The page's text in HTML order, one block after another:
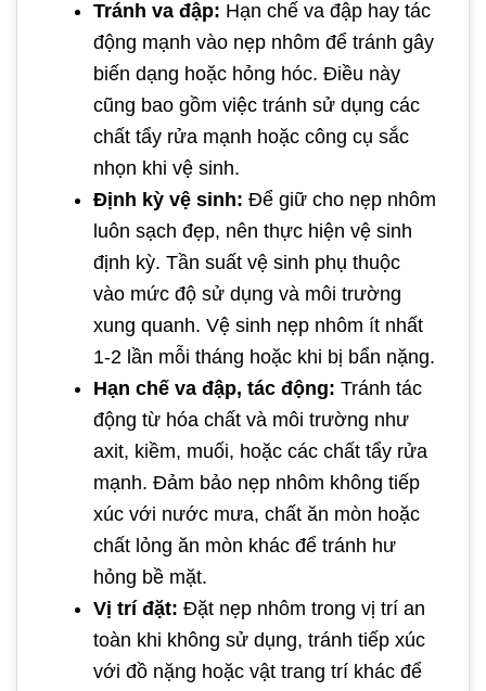
Tránh va đập: Hạn chế va đập hay tác
động mạnh vào nẹp nhôm để tránh gây
biến dạng hoặc hỏng hóc. Điều này
cũng bao gồm việc tránh sử dụng các
chất tẩy rửa mạnh hoặc công cụ sắc
nhọn khi vệ sinh.
Định kỳ vệ sinh: Để giữ cho nẹp nhôm
luôn sạch đẹp, nên thực hiện vệ sinh
định kỳ. Tần suất vệ sinh phụ thuộc
vào mức độ sử dụng và môi trường
xung quanh. Vệ sinh nẹp nhôm ít nhất
1-2 lần mỗi tháng hoặc khi bị bẩn nặng.
Hạn chế va đập, tác động: Tránh tác
động từ hóa chất và môi trường như
axit, kiềm, muối, hoặc các chất tẩy rửa
mạnh. Đảm bảo nẹp nhôm không tiếp
xúc với nước mưa, chất ăn mòn hoặc
chất lỏng ăn mòn khác để tránh hư
hỏng bề mặt.
Vị trí đặt: Đặt nẹp nhôm trong vị trí an
toàn khi không sử dụng, tránh tiếp xúc
với đồ nặng hoặc vật trang trí khác để